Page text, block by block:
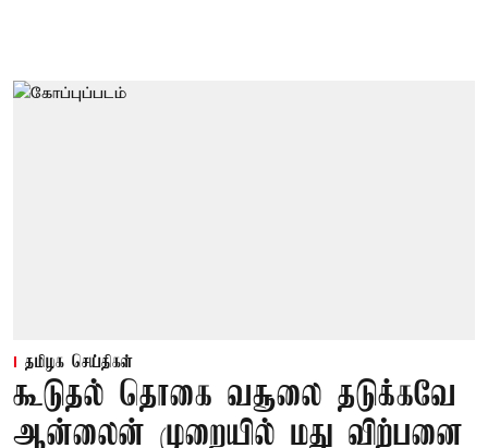
தமிழக செய்திகள்
கூடுதல் தொகை வசூலை தடுக்கவே
ஆன்லைன் முறையில் மது விற்பனை